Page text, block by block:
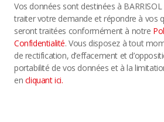
Vos données sont destinées à
traiter votre demande et répondre à vos
seront traitées conformément à notre
Confidentialité. Vous disposez à tout
de rectification, d’effacement et
portabilité de vos données et à la
en cliquant ici.